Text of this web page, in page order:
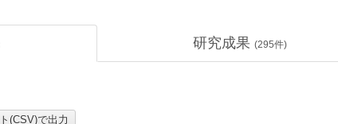
研究成果 (295件)